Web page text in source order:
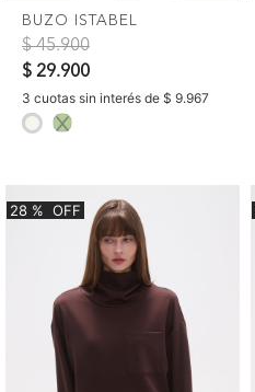
BUZO ISTABEL
Precio reducido de
$ 45.900a
$ 29.900
3 cuotas sin interés de $ 9.967
selected
28 % OFF